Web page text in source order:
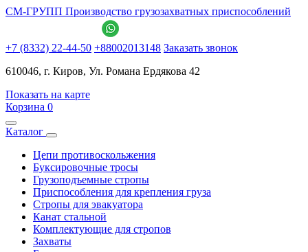
СМ-ГРУПП Производство грузозахватных приспособлений
+7 (8332) 22-44-50 +88002013148 Заказать звонок
610046, г. Киров, Ул. Романа Ердякова 42
Показать на карте
Корзина 0
Каталог
Цепи противоскольжения
Буксировочные тросы
Грузоподъемные стропы
Приспособления для крепления груза
Стропы для эвакуатора
Канат стальной
Комплектующие для стропов
Захваты